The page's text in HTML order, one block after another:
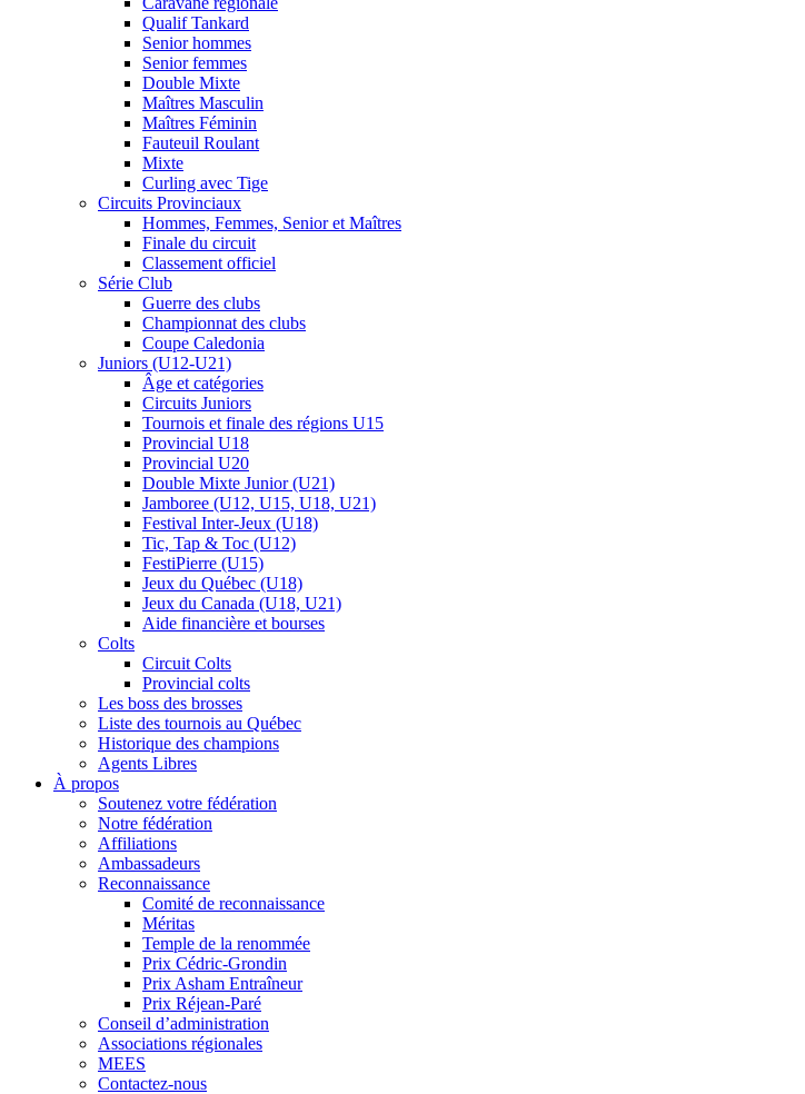
Qualif Tankard
Senior hommes
Senior femmes
Double Mixte
Maîtres Masculin
Maîtres Féminin
Fauteuil Roulant
Mixte
Curling avec Tige
Circuits Provinciaux
Hommes, Femmes, Senior et Maîtres
Finale du circuit
Classement officiel
Série Club
Guerre des clubs
Championnat des clubs
Coupe Caledonia
Juniors (U12-U21)
Âge et catégories
Circuits Juniors
Tournois et finale des régions U15
Provincial U18
Provincial U20
Double Mixte Junior (U21)
Jamboree (U12, U15, U18, U21)
Festival Inter-Jeux (U18)
Tic, Tap & Toc (U12)
FestiPierre (U15)
Jeux du Québec (U18)
Jeux du Canada (U18, U21)
Aide financière et bourses
Colts
Circuit Colts
Provincial colts
Les boss des brosses
Liste des tournois au Québec
Historique des champions
Agents Libres
À propos
Soutenez votre fédération
Notre fédération
Affiliations
Ambassadeurs
Reconnaissance
Comité de reconnaissance
Méritas
Temple de la renommée
Prix Cédric-Grondin
Prix Asham Entraîneur
Prix Réjean-Paré
Conseil d’administration
Associations régionales
MEES
Contactez-nous